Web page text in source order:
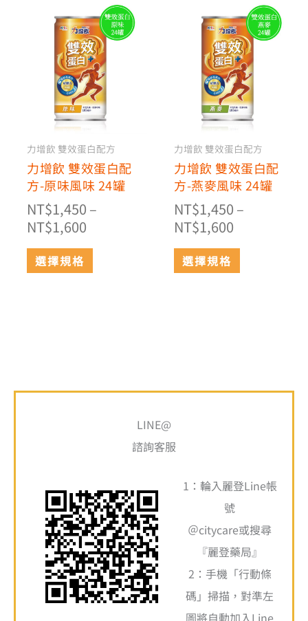
力增飲 雙效蛋白配方
力增飲 雙效蛋白配
方-原味風味 24罐
NT$1,450 –
NT$1,600
格
範
圍：
NT$1,450
到
NT$1,600
選擇規格
此
產
品
有
多
種
款
式。
可
在
產
頁
選
力增飲 雙效蛋白配方
力增飲 雙效蛋白配
方-燕麥風味 24罐
NT$1,450 –
NT$1,600
格
範
圍：
NT$1,450
到
NT$1,600
選擇規格
此
產
品
有
多
種
款
式。
可
在
產
頁
選
LINE@
諮詢客服
1：輪入麗登Line帳
號
＠citycare或搜尋
『麗登藥局』
2：手機「行動條
碼」掃描，對準左
圖將自動加入Line